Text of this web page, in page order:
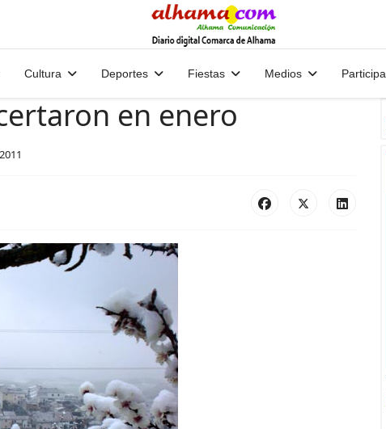
Cultura Deportes Fiestas Medios Participa
en enero